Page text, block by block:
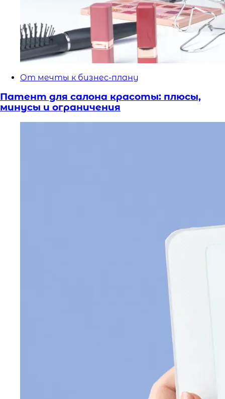
От мечты к бизнес-плану
Патент для салона красоты: плюсы,
минусы и ограничения